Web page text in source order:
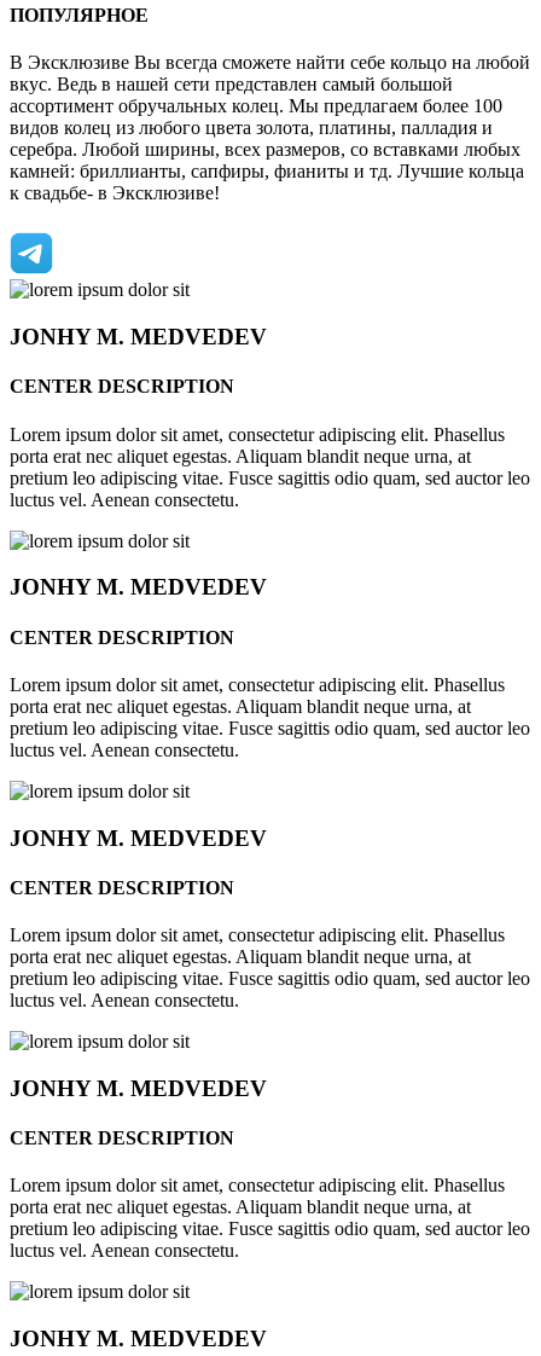
ПОПУЛЯРНОЕ
В Эксклюзиве Вы всегда сможете найти себе кольцо на любой
вкус. Ведь в нашей сети представлен самый большой
ассортимент обручальных колец. Мы предлагаем более 100
видов колец из любого цвета золота, платины, палладия и
серебра. Любой ширины, всех размеров, со вставками любых
камней: бриллианты, сапфиры, фианиты и тд. Лучшие кольца
к свадьбе- в Эксклюзиве!
JONHYM. MEDVEDEV
CENTER DESCRIPTION
Lorem ipsum dolor sit amet, consectetur adipiscing elit. Phasellus
porta erat nec aliquet egestas. Aliquam blandit neque urna, at
pretium leo adipiscing vitae. Fusce sagittis odio quam, sed auctor leo
luctus vel. Aenean consectetu.
JONHYM. MEDVEDEV
CENTER DESCRIPTION
Lorem ipsum dolor sit amet, consectetur adipiscing elit. Phasellus
porta erat nec aliquet egestas. Aliquam blandit neque urna, at
pretium leo adipiscing vitae. Fusce sagittis odio quam, sed auctor leo
luctus vel. Aenean consectetu.
JONHYM. MEDVEDEV
CENTER DESCRIPTION
Lorem ipsum dolor sit amet, consectetur adipiscing elit. Phasellus
porta erat nec aliquet egestas. Aliquam blandit neque urna, at
pretium leo adipiscing vitae. Fusce sagittis odio quam, sed auctor leo
luctus vel. Aenean consectetu.
JONHYM. MEDVEDEV
CENTER DESCRIPTION
Lorem ipsum dolor sit amet, consectetur adipiscing elit. Phasellus
porta erat nec aliquet egestas. Aliquam blandit neque urna, at
pretium leo adipiscing vitae. Fusce sagittis odio quam, sed auctor leo
luctus vel. Aenean consectetu.
JONHYM. MEDVEDEV